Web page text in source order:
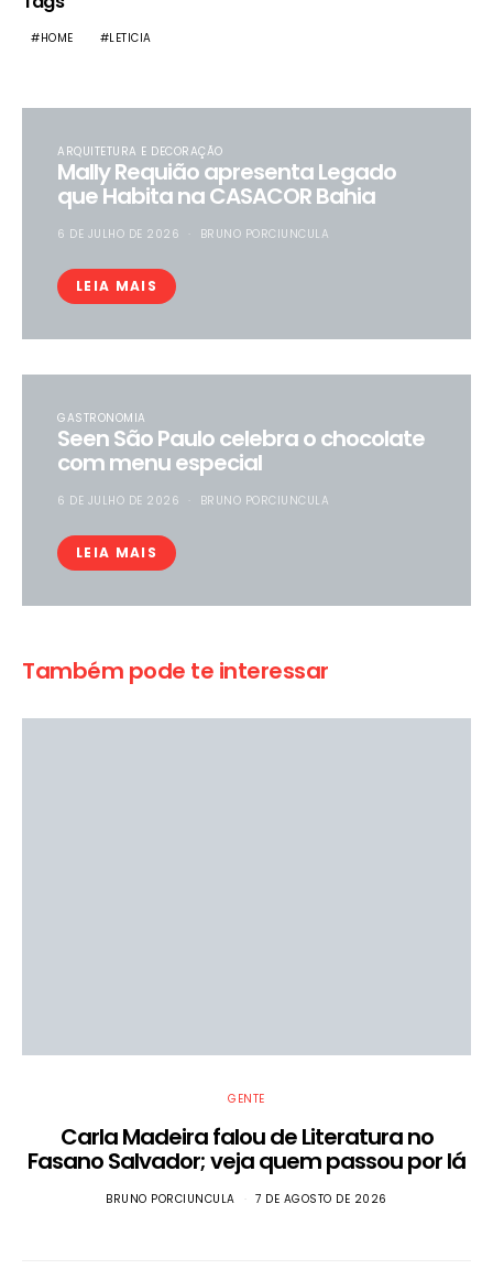
HOME LETICIA
ARQUITETURA E DECORAÇÃO
Mally Requião apresenta Legado
que Habita na CASACOR Bahia
6 DE JULHO DE 2026 BRUNO PORCIUNCULA
LEIA MAIS
GASTRONOMIA
Seen São Paulo celebra o chocolate
com menu especial
6 DE JULHO DE 2026 BRUNO PORCIUNCULA
LEIA MAIS
Também pode te interessar
GENTE
Carla Madeira falou de Literatura no
Fasano Salvador; veja quem passou por lá
BRUNO PORCIUNCULA 7 DE AGOSTO DE 2026